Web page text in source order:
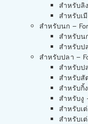
สำหรับลิ
สำหรับเ
สำหรับนก –
สำหรับน
สำหรับป
สำหรับปลา –
สำหรับป
สำหรับสั
สำหรับกิ้
สำหรับงู
สำหรับเ
สำหรับเ